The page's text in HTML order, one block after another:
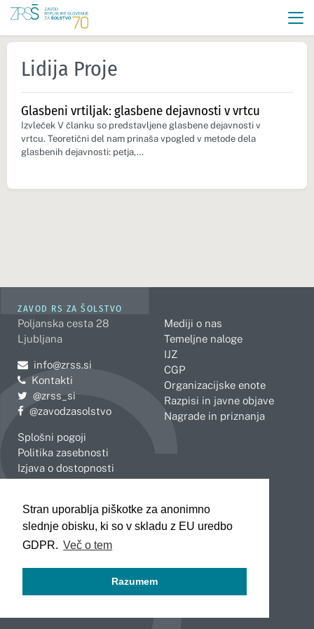
Stran uporablja piškotke za anonimno
slednje obisku, ki so v skladu z EU uredbo
GDPR. Več o tem
Razumem
Lidija Proje
Glasbeni vrtiljak: glasbene dejavnosti v vrtcu
Izvleček V članku so predstavljene glasbene dejavnosti v
vrtcu. Teoretični del nam prinaša vpogled v metode dela
glasbenih dejavnosti: petja,…
ZAVOD RS ZA ŠOLSTVO
Poljanska cesta 28
Ljubljana
Pošljite e-mail na
info@zrss.si
Kontakti
Pojdite na Twitter:
@zrss_si
Pojdite na Facebook:
@zavodzasolstvo
Splošni pogoji
Politika zasebnosti
Izjava o dostopnosti
Mediji o nas
Temeljne naloge
IJZ
CGP
Organizacijske enote
Razpisi in javne objave
Nagrade in priznanja
Celje
Koper
Kranj
Novo mesto
Slovenj Gradec